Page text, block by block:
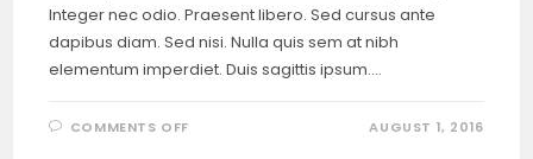
Integer nec odio. Praesent libero. Sed cursus ante
dapibus diam. Sed nisi. Nulla quis sem at nibh
elementum imperdiet. Duis sagittis ipsum.…
COMMENTS OFF AUGUST 1, 2016